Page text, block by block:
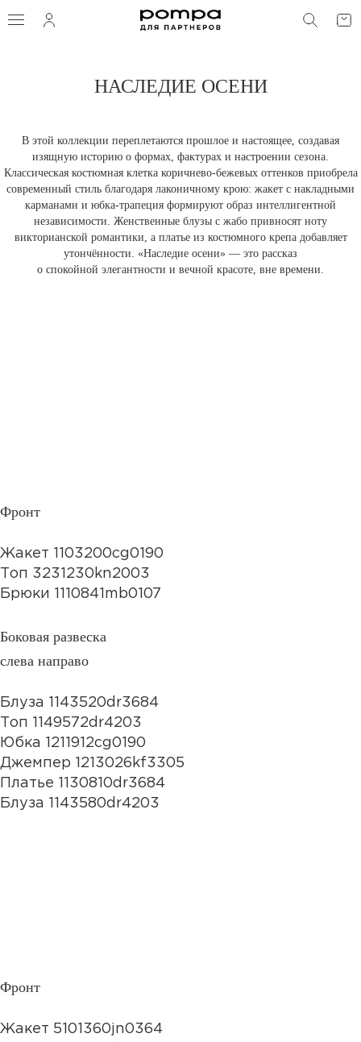
НАСЛЕДИЕ ОСЕНИ
В этой коллекции переплетаются прошлое и настоящее, создавая
изящную историю о формах, фактурах и настроении сезона.
Классическая костюмная клетка коричнево-бежевых оттенков приобрела
современный стиль благодаря лаконичному крою: жакет с накладными
карманами и юбка-трапеция формируют образ интеллигентной
независимости. Женственные блузы с жабо привносят ноту
викторианской романтики, а платье из костюмного крепа добавляет
утончённости. «Наследие осени» — это рассказ
о спокойной элегантности и вечной красоте, вне времени.
Фронт
Жакет 1103200cg0190
Топ 3231230kn2003
Брюки 1110841mb0107
Боковая развеска
слева направо
Блуза 1143520dr3684
Топ 1149572dr4203
Юбка 1211912cg0190
Джемпер 1213026kf3305
Платье 1130810dr3684
Блуза 1143580dr4203
Фронт
Жакет 5101360jn0364
ФИЛЬТРЫ И СОРТИРОВКА
ЦВЕТ
ПОКАЗАТЬ